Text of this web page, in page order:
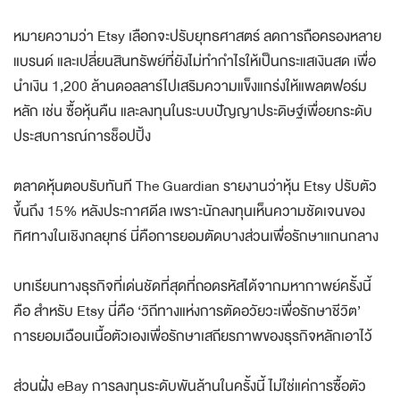
หมายความว่า Etsy เลือกจะปรับยุทธศาสตร์ ลดการถือครองหลาย
แบรนด์ และเปลี่ยนสินทรัพย์ที่ยังไม่ทำกำไรให้เป็นกระแสเงินสด เพื่อ
นำเงิน 1,200 ล้านดอลลาร์ไปเสริมความแข็งแกร่งให้แพลตฟอร์ม
หลัก เช่น ซื้อหุ้นคืน และลงทุนในระบบปัญญาประดิษฐ์เพื่อยกระดับ
ประสบการณ์การช็อปปิ้ง
ตลาดหุ้นตอบรับทันที The Guardian รายงานว่าหุ้น Etsy ปรับตัว
ขึ้นถึง 15% หลังประกาศดีล เพราะนักลงทุนเห็นความชัดเจนของ
ทิศทางในเชิงกลยุทธ์ นี่คือการยอมตัดบางส่วนเพื่อรักษาแกนกลาง
บทเรียนทางธุรกิจที่เด่นชัดที่สุดที่ถอดรหัสได้จากมหากาพย์ครั้งนี้
คือ สำหรับ Etsy นี่คือ ‘วิถีทางแห่งการตัดอวัยวะเพื่อรักษาชีวิต’
การยอมเฉือนเนื้อตัวเองเพื่อรักษาเสถียรภาพของธุรกิจหลักเอาไว้
ส่วนฝั่ง eBay การลงทุนระดับพันล้านในครั้งนี้ ไม่ใช่แค่การซื้อตัว